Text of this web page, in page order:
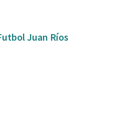
Juan Ríos